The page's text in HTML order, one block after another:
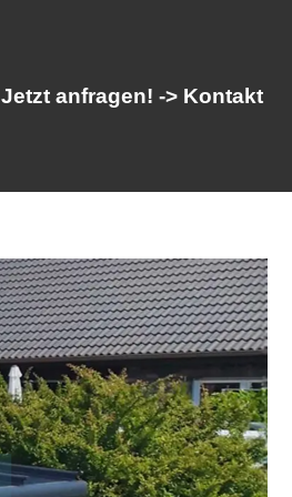
Jetzt anfragen! -> Kontakt